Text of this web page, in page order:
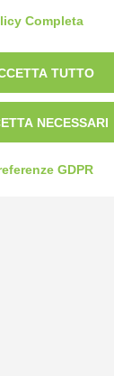
Bra
Completa
TUTTO
NECESSARI
GDPR